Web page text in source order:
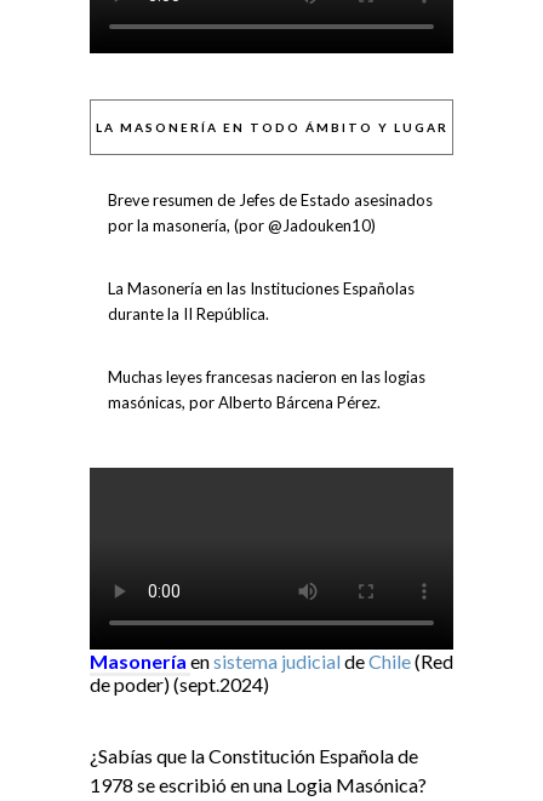
LA MASONERÍA EN TODO ÁMBITO Y LUGAR
Breve resumen de Jefes de Estado asesinados
por la masonería, (por @Jadouken10)
La Masonería en las Instituciones Españolas
durante la II República.
Muchas leyes francesas nacieron en las logias
masónicas, por Alberto Bárcena Pérez.
Masonería ensistema judicialdeChile(Red
de poder) (sept.2024)
¿Sabías que la Constitución Española de
1978 se escribió en una Logia Masónica?